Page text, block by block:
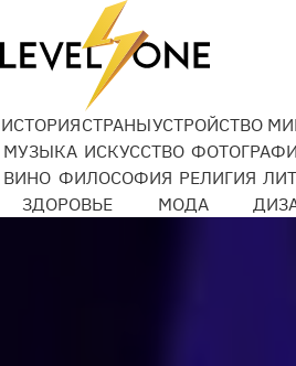
ИСТОРИЯСТРАНЫУСТРОЙСТВО
МУЗЫКА ИСКУССТВО
ВИНО ФИЛОСОФИЯ РЕЛИГИЯ
ЗДОРОВЬЕ
МОДА